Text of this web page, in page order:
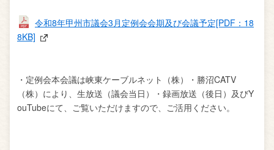
令和8年甲州市議会3月定例会会期及び会議予定[PDF：18
8KB]
・定例会本会議は峡東ケーブルネット（株）・勝沼CATV
（株）により、生放送（議会当日）・録画放送（後日）及びY
ouTubeにて、ご覧いただけますので、ご活用ください。